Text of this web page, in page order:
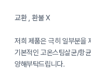
교환 , 환불 X
저희 제품은 극히 일부분을
기본적인 고온스팀살균/항
양해부탁드립니다.